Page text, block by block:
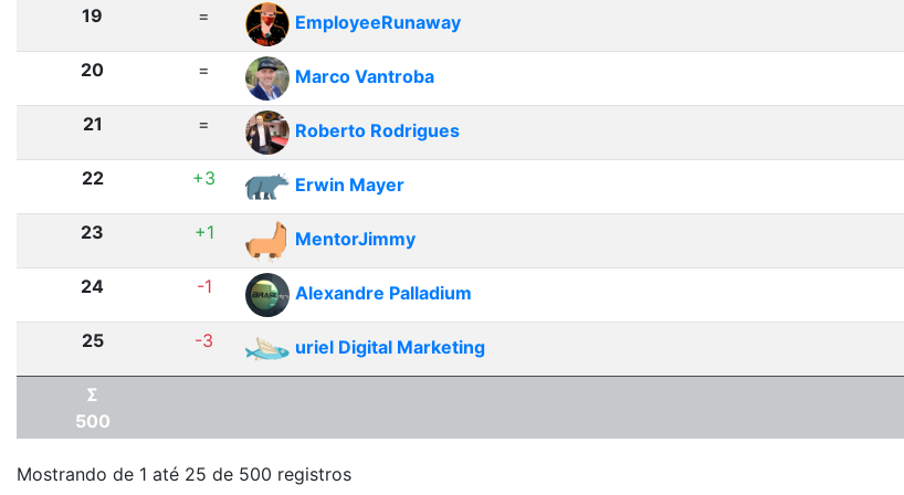
19 = EmployeeRunaway
20 = Marco Vantroba
21 = Roberto Rodrigues
22 +3 Erwin Mayer
23 +1 MentorJimmy
24 -1 Alexandre Palladium
25 -3 uriel Digital Marketing
Σ
500
Mostrando de 1 até 25 de 500 registros